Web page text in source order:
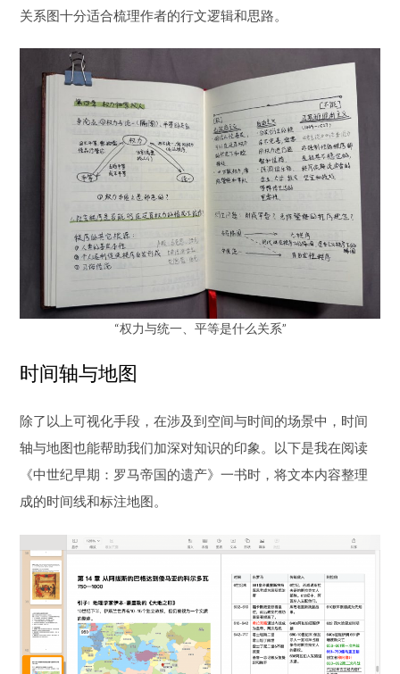
关系图十分适合梳理作者的行文逻辑和思路。
“权力与统一、平等是什么关系”
时间轴与地图
除了以上可视化手段，在涉及到空间与时间的场景中，时间
轴与地图也能帮助我们加深对知识的印象。以下是我在阅读
《中世纪早期：罗马帝国的遗产》一书时，将文本内容整理
成的时间线和标注地图。